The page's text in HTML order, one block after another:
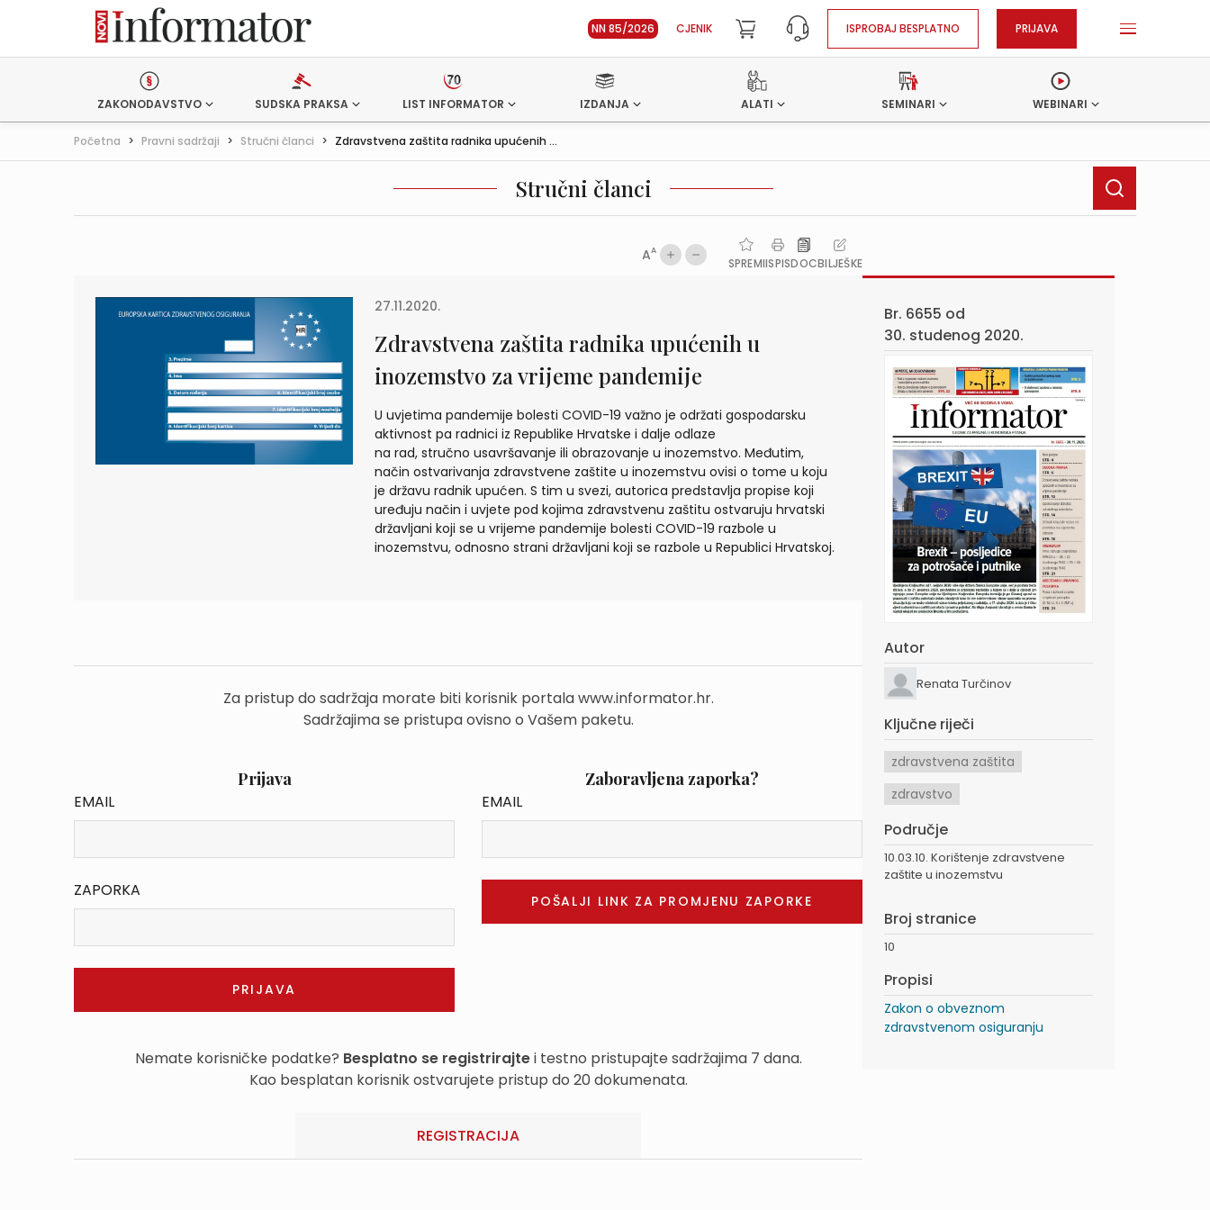
NN 85/2026 CJENIK ISPROBAJ BESPLATNO PRIJAVA
ZAKONODAVSTVO SUDSKA PRAKSA LIST INFORMATOR IZDANJA ALATI SEMINARI WEBINARI
Početna > Pravni sadržaji > Stručni članci > Zdravstvena zaštita radnika upućenih ...
Stručni članci
AA
SPREMIISPISDOCBILJEŠKE
27.11.2020.
Zdravstvena zaštita radnika upućenih u
inozemstvo za vrijeme pandemije
U uvjetima pandemije bolesti COVID-19 važno je održati gospodarsku
aktivnost pa radnici iz Republike Hrvatske i dalje odlaze
na rad, stručno usavršavanje ili obrazovanje u inozemstvo. Međutim,
način ostvarivanja zdravstvene zaštite u inozemstvu ovisi o tome u koju
je državu radnik upućen. S tim u svezi, autorica predstavlja propise koji
uređuju način i uvjete pod kojima zdravstvenu zaštitu ostvaruju hrvatski
državljani koji se u vrijeme pandemije bolesti COVID-19 razbole u
inozemstvu, odnosno strani državljani koji se razbole u Republici Hrvatskoj.
Za pristup do sadržaja morate biti korisnik portala www.informator.hr.
Sadržajima se pristupa ovisno o Vašem paketu.
Prijava
EMAIL
ZAPORKA
Zaboravljena zaporka?
EMAIL
Nemate korisničke podatke? Besplatno se registrirajtei testno pristupajte sadržajima 7 dana.
Kao besplatan korisnik ostvarujete pristup do 20 dokumenata.
REGISTRACIJA
Br. 6655 od
30. studenog 2020.
Autor
Renata Turčinov
Ključne riječi
zdravstvena zaštita
zdravstvo
Područje
10.03.10. Korištenje zdravstvene
zaštite u inozemstvu
Broj stranice
10
Propisi
Zakon o obveznom
zdravstvenom osiguranju